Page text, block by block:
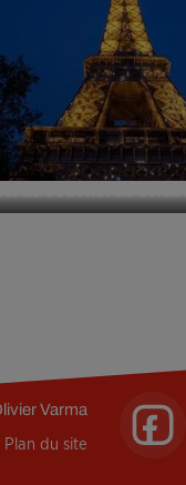
Varma
Plan du site